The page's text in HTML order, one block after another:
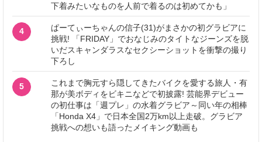
下着みたいなものを人前で着るのは初めてかも」
4
ぱーてぃーちゃんの信子(31)がまさかの初グラビアに
挑戦! 「FRIDAY」でおなじみのタイトなジーンズを脱
いだスキャンダラスなセクシーショットを衝撃の撮り
下ろし
5
これまで胸元すら隠してきたバイクを愛する旅人・有
那が美ボディをビキニなどで初披露! 芸能界デビュー
の初仕事は「週プレ」の水着グラビア～同い年の相棒
「Honda X4」で日本全国2万km以上走破。グラビア
挑戦への想いも語ったメイキング動画も